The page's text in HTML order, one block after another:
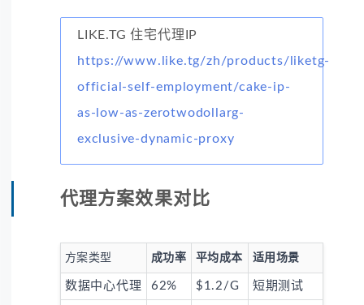
LIKE.TG 住宅代理IP
https://www.like.tg/zh/products/liketg-
official-self-employment/cake-ip-
as-low-as-zerotwodollarg-
exclusive-dynamic-proxy
代理方案效果对比
方案类型 成功率 平均成本 适用场景
数据中心代理 62% $1.2/G 短期测试